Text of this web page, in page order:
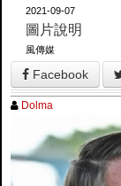
2021-09-07
圖片說明
風傳媒
Facebook
Dolma